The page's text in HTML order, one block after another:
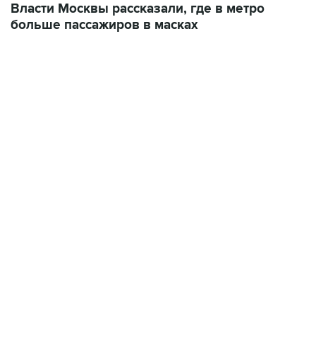
Власти Москвы рассказали, где в метро
больше пассажиров в масках